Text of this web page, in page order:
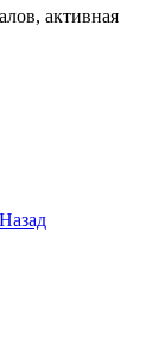
активная
Назад